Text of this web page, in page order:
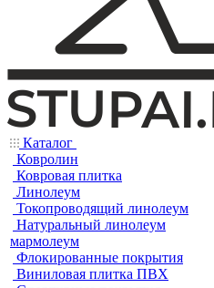
Каталог
Ковролин
Ковровая плитка
Линолеум
Токопроводящий линолеум
Натуральный линолеум
мармолеум
Флокированные покрытия
Виниловая плитка ПВХ